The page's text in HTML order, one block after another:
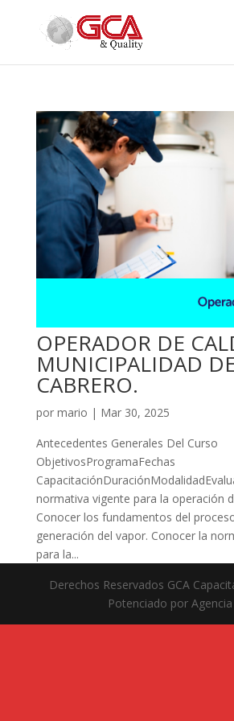
OPERADOR DE
MUNICIPALIDAD
CABRERO.
por mario | Mar 30, 2025
Antecedentes Generales Del Curso
ObjetivosProgramaFechas
normativa vigente para la operación
Conocer los fundamentos del
generación del vapor. Conocer la
para la...
Derechos Reservados GCA
Potenciado por